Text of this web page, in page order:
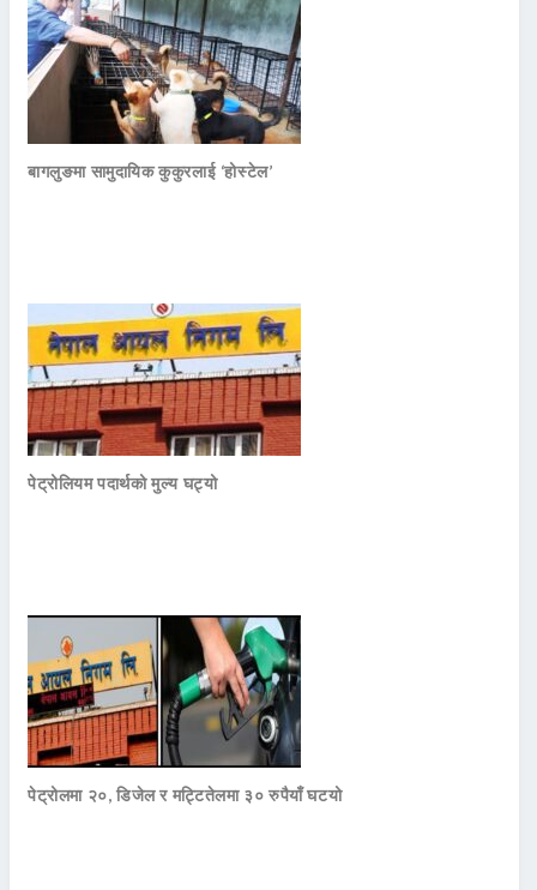
बागलुङमा सामुदायिक कुकुरलाई ‘होस्टेल’
पेट्रोलियम पदार्थको मुल्य घट्यो
पेट्रोलमा २०, डिजेल र मट्टितेलमा ३० रुपैयाँ घटयो